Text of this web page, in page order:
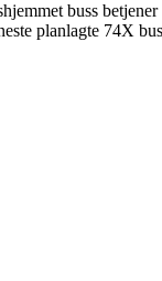
buss
planlagte 74X